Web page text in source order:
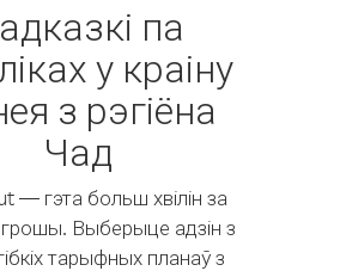
па
у краіну
з рэгіёна
Чад
— гэта больш хвілін за
Выберыце адзін з
тарыфных планаў з